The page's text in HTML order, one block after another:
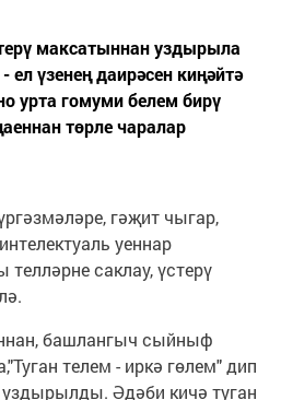
максатыннан уздырыла
ел үзенең даирәсен киңәйтә
урта гомуми белем бирү
төрле чаралар
гәҗит чыгар,
уеннар
саклау, үстерү
башлангыч сыйныф
телем - иркә гөлем" дип
Әдәби кичә туган